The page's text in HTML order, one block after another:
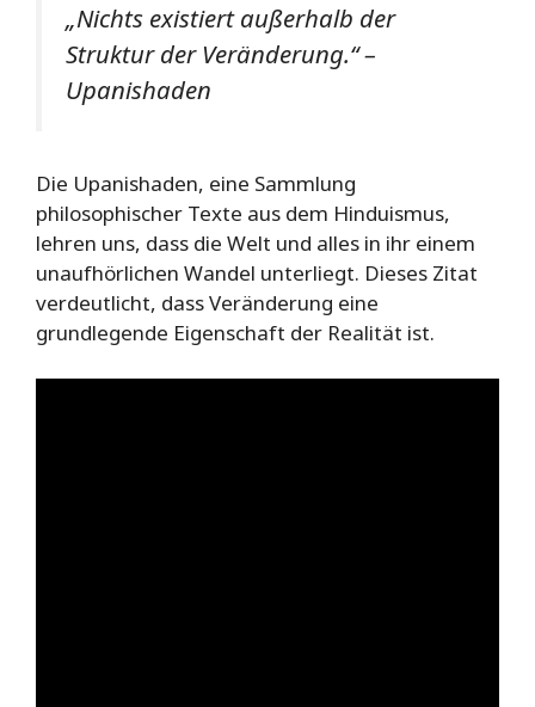
„Nichts existiert außerhalb der
Struktur der Veränderung.“ –
Upanishaden
Die Upanishaden, eine Sammlung
philosophischer Texte aus dem Hinduismus,
lehren uns, dass die Welt und alles in ihr einem
unaufhörlichen Wandel unterliegt. Dieses Zitat
verdeutlicht, dass Veränderung eine
grundlegende Eigenschaft der Realität ist.